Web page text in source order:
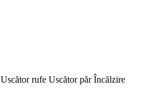
Uscător rufe Uscător păr Încălzire